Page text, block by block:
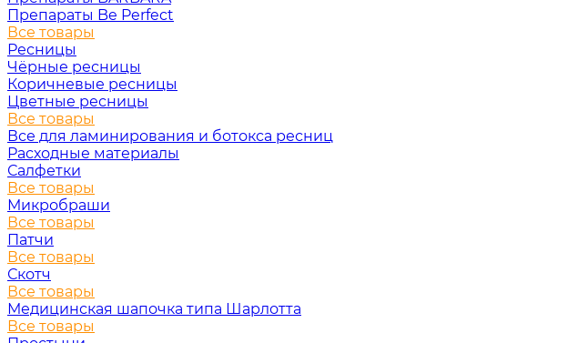
Препараты Be Perfect
Все товары
Ресницы
Чёрные ресницы
Коричневые ресницы
Цветные ресницы
Все товары
Все для ламинирования и ботокса ресниц
Расходные материалы
Салфетки
Все товары
Микробраши
Все товары
Патчи
Все товары
Скотч
Все товары
Медицинская шапочка типа Шарлотта
Все товары